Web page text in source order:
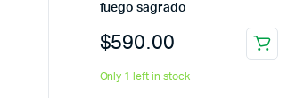
fuego sagrado
$590.00
Only 1 left in stock